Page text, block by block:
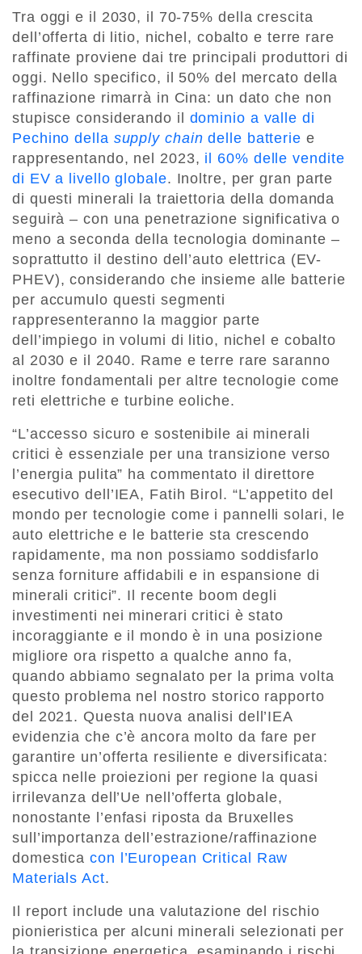
Tra oggi e il 2030, il 70-75% della crescita
dell’offerta di litio, nichel, cobalto e terre rare
raffinate proviene dai tre principali produttori di
oggi. Nello specifico, il 50% del mercato della
raffinazione rimarrà in Cina: un dato che non
stupisce considerando il dominio a valle di
Pechino della supply chain delle batterie e
rappresentando, nel 2023, il 60% delle vendite
di EV a livello globale. Inoltre, per gran parte
di questi minerali la traiettoria della domanda
seguirà – con una penetrazione significativa o
meno a seconda della tecnologia dominante –
soprattutto il destino dell’auto elettrica (EV-
PHEV), considerando che insieme alle batterie
per accumulo questi segmenti
rappresenteranno la maggior parte
dell’impiego in volumi di litio, nichel e cobalto
al 2030 e il 2040. Rame e terre rare saranno
inoltre fondamentali per altre tecnologie come
reti elettriche e turbine eoliche.
“L’accesso sicuro e sostenibile ai minerali
critici è essenziale per una transizione verso
l’energia pulita” ha commentato il direttore
esecutivo dell’IEA, Fatih Birol. “L’appetito del
mondo per tecnologie come i pannelli solari, le
auto elettriche e le batterie sta crescendo
rapidamente, ma non possiamo soddisfarlo
senza forniture affidabili e in espansione di
minerali critici”. Il recente boom degli
investimenti nei minerari critici è stato
incoraggiante e il mondo è in una posizione
migliore ora rispetto a qualche anno fa,
quando abbiamo segnalato per la prima volta
questo problema nel nostro storico rapporto
del 2021. Questa nuova analisi dell’IEA
evidenzia che c’è ancora molto da fare per
garantire un’offerta resiliente e diversificata:
spicca nelle proiezioni per regione la quasi
irrilevanza dell’Ue nell’offerta globale,
nonostante l’enfasi riposta da Bruxelles
sull’importanza dell’estrazione/raffinazione
domesticacon l’European Critical Raw
Materials Act.
Il report include una valutazione del rischio
pionieristica per alcuni minerali selezionati per